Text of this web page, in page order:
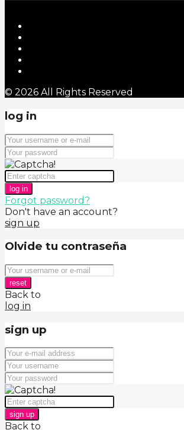
© 2026 All Rights Reserved
log in
log in
Forgot password?
Don't have an account?
sign up
Olvide tu contraseña
reset
Back to
log in
sign up
sign up
Back to